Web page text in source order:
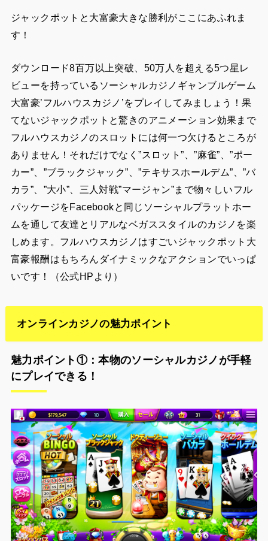
ジャックポットと大富豪大きな勝利がここにあふれま
す！
ダウンロード8百万以上突破、50万人を超える5つ星レ
ビューを持っているソーシャルカジノギャンブルゲーム
大富豪’フルハウスカジノ’をプレイしてみましょう！果
てないジャックポットと驚きのアニメーション効果まで
フルハウスカジノのスロットには何一つ欠けるところが
ありません！それだけでなく”スロット”、”麻雀”、”ポー
カー”、”ブラックジャック”、”テキサスホールデム”、”バ
カラ”、”大小”、三人対戦”マージャン”まで物々しいフル
パッケージをFacebookと同じソーシャルプラットホー
ムを通して友達とリアルなベガススタイルのカジノを楽
しめます。フルハウスカジノはすごいジャックポット大
富豪報酬はもちろんダイナミックなアクションでいっぱ
いです！（公式HPより）
オンラインカジノの魅力ポイント
魅力ポイント①：本物のソーシャルカジノが手軽
にプレイできる！